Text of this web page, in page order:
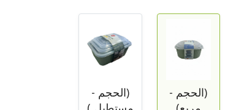
(الحجم -
(الحجم -